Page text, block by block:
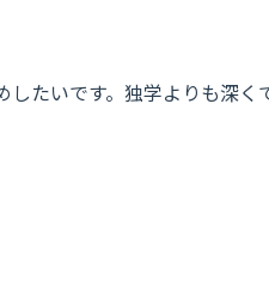
たいです。独学よりも深